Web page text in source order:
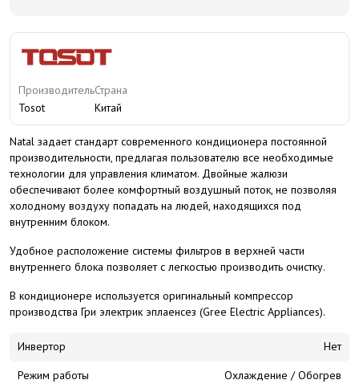
Производитель
Tosot
Страна
Китай
Natal задает стандарт современного кондиционера постоянной
производительности, предлагая пользователю все необходимые
технологии для управления климатом. Двойные жалюзи
обеспечивают более комфортный воздушный поток, не позволяя
холодному воздуху попадать на людей, находящихся под
внутренним блоком.
Удобное расположение системы фильтров в верхней части
внутреннего блока позволяет с легкостью производить очистку.
В кондиционере используется оригинальный компрессор
производства Гри электрик эплаенсез (Gree Electric Appliances).
Инвертор
Нет
Режим работы
Охлаждение / Обогрев